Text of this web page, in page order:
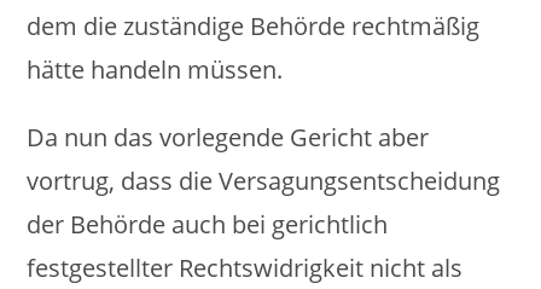
dem die zuständige Behörde rechtmäßig
hätte handeln müssen.
Da nun das vorlegende Gericht aber
vortrug, dass die Versagungsentscheidung
der Behörde auch bei gerichtlich
festgestellter Rechtswidrigkeit nicht als